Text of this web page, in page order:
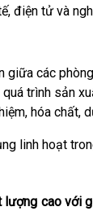
điện tử và
giữa các
trình sản
hóa chất,
linh hoạt
cao với